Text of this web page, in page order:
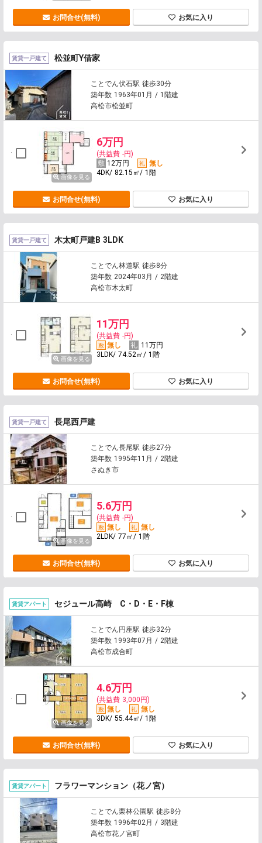
お問合せ(無料) お気に入り
賃貸一戸建て 松並町Y借家
ことでん伏石駅 徒歩30分
築年数 1963年01月 / 1階建
高松市松並町
画像を見る
6万円
(共益費 -円)
12万円
無し
4DK/ 82.15㎡/ 1階
お問合せ(無料) お気に入り
賃貸一戸建て 木太町戸建B 3LDK
ことでん林道駅 徒歩8分
築年数 2024年03月 / 2階建
高松市木太町
画像を見る
11万円
(共益費 -円)
無し
11万円
3LDK/ 74.52㎡/ 1階
お問合せ(無料) お気に入り
賃貸一戸建て 長尾西戸建
ことでん長尾駅 徒歩27分
築年数 1995年11月 / 2階建
さぬき市
画像を見る
5.6万円
(共益費 -円)
無し
無し
2LDK/ 77㎡/ 1階
お問合せ(無料) お気に入り
賃貸アパート セジュール高崎 C・D・E・F棟
ことでん円座駅 徒歩32分
築年数 1993年07月 / 2階建
高松市成合町
画像を見る
4.6万円
(共益費 3,000円)
無し
無し
3DK/ 55.44㎡/ 1階
お問合せ(無料) お気に入り
賃貸アパート フラワーマンション（花ノ宮）
ことでん栗林公園駅 徒歩8分
築年数 1996年02月 / 3階建
高松市花ノ宮町